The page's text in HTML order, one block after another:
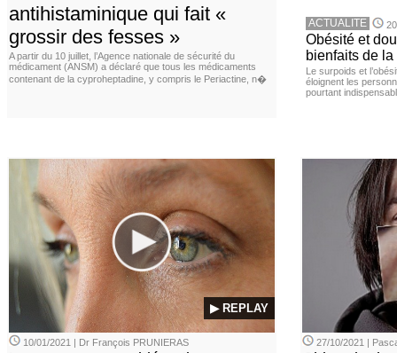
antihistaminique qui fait «
grossir des fesses »
A partir du 10 juillet, l’Agence nationale de sécurité du
médicament (ANSM) a déclaré que tous les médicaments
contenant de la cyproheptadine, y compris le Periactine, n�
ACTUALITE
Obésité et
bienfaits de
Le surpoids et
éloignent les
pourtant
▶ REPLAY
10/01/2021 | Dr François PRUNIERAS 27/10/2021 |